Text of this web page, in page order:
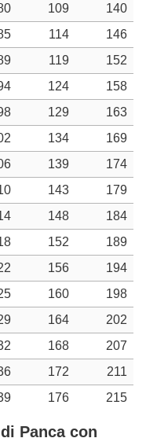
109
140
114
146
119
152
124
158
129
163
134
169
139
174
143
179
148
184
152
189
156
194
160
198
164
202
168
207
172
211
176 215
Panca con